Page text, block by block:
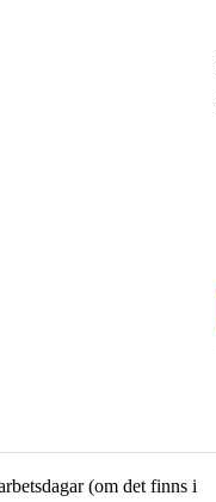
(om det finns i